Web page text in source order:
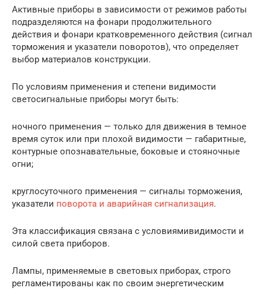
Активные приборы в зависимости от режимов работы
подраз­деляются на фонари продолжительного
действия и фонари крат­ковременного действия (сигнал
торможения и указатели поворо­тов), что определяет
выбор материалов конструкции.
По условиям применения и степени видимости
светосигнальные приборы могут быть:
ночного применения — только для движения в темное
время су­ток или при плохой видимости — габаритные,
контурные опознава­тельные, боковые и стояночные
огни;
круглосуточного применения — сигналы торможения,
указатели поворота и аварийная сигнализация.
Эта классификация связана с условиямивидимости и
силой све­та приборов.
Лампы, применяемые в световых приборах, строго
регламентированы как по своим энергетическим